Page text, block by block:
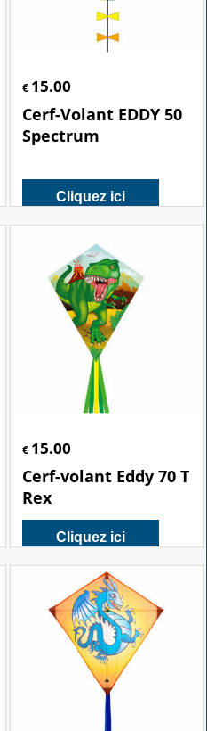
€ 15.00
Cerf-Volant EDDY 50
Spectrum
Cliquez ici
€ 15.00
Cerf-volant Eddy 70 T
Rex
Cliquez ici